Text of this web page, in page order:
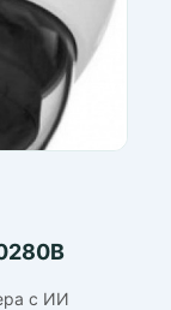
с ИИ